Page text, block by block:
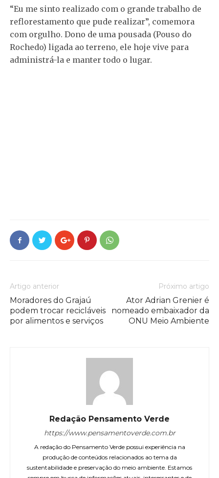
“Eu me sinto realizado com o grande trabalho de
reflorestamento que pude realizar”, comemora
com orgulho. Dono de uma pousada (Pouso do
Rochedo) ligada ao terreno, ele hoje vive para
administrá-la e manter todo o lugar.
Artigo anterior
Moradores do Grajaú
podem trocar recicláveis
por alimentos e serviços
Próximo artigo
Ator Adrian Grenier é
nomeado embaixador da
ONU Meio Ambiente
Redação Pensamento Verde
https://www.pensamentoverde.com.br
A redação do Pensamento Verde possui experiência na
produção de conteúdos relacionados ao tema da
sustentabilidade e preservação do meio ambiente. Estamos